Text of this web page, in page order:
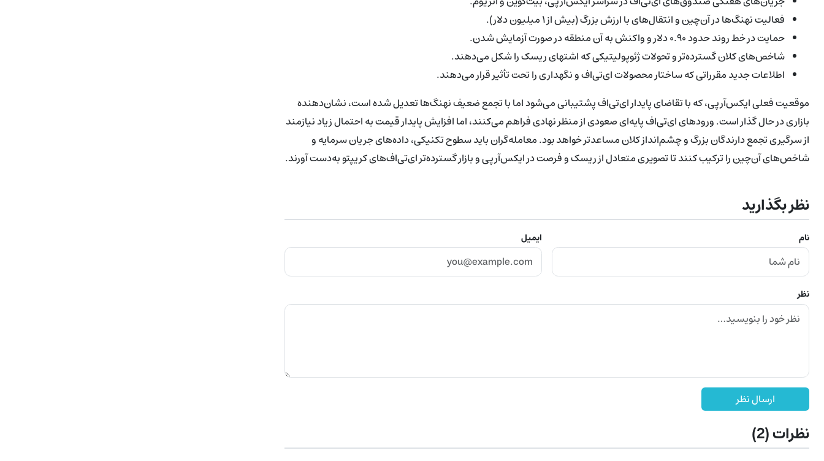
فعالیت نهنگ‌ها در آن‌چین و انتقال‌های با ارزش بزرگ (بیش از ۱ میلیون دلار).
حمایت در خط روند حدود ۰.۹۰ دلار و واکنش به آن منطقه در صورت آزمایش شدن.
شاخص‌های کلان گسترده‌تر و تحولات ژئوپولیتیکی که اشتهای ریسک را شکل می‌دهند.
اطلاعات جدید مقرراتی که ساختار محصولات ای‌تی‌اف و نگهداری را تحت تأثیر قرار می‌دهند.
موقعیت فعلی ایکس‌آرپی، که با تقاضای پایدار ای‌تی‌اف پشتیبانی می‌شود اما با تجمع ضعیف نهنگ‌ها تعدیل شده است، نشان‌دهنده
بازاری در حال گذار است. ورودهای ای‌تی‌اف پایه‌ای صعودی از منظر نهادی فراهم می‌کنند، اما افزایش پایدار قیمت به احتمال زیاد نیازمند
از سرگیری تجمع دارندگان بزرگ و چشم‌انداز کلان مساعدتر خواهد بود. معامله‌گران باید سطوح تکنیکی، داده‌های جریان سرمایه و
شاخص‌های آن‌چین را ترکیب کنند تا تصویری متعادل از ریسک و فرصت در ایکس‌آرپی و بازار گسترده‌تر ای‌تی‌اف‌های کریپتو به‌دست آورند.
نظر بگذارید
نام ایمیل
نظر
ارسال نظر
نظرات(2)